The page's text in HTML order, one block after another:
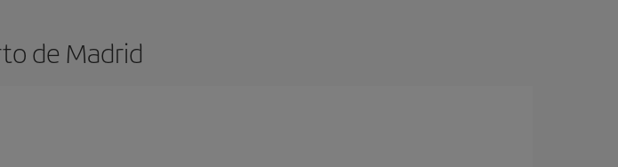
de Madrid